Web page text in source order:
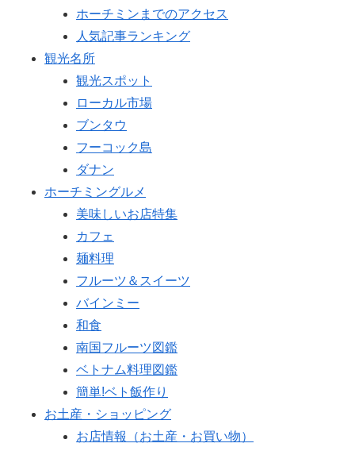
ホーチミンまでのアクセス
人気記事ランキング
観光名所
観光スポット
ローカル市場
ブンタウ
フーコック島
ダナン
ホーチミングルメ
美味しいお店特集
カフェ
麺料理
フルーツ＆スイーツ
バインミー
和食
南国フルーツ図鑑
ベトナム料理図鑑
簡単!ベト飯作り
お土産・ショッピング
お店情報（お土産・お買い物）